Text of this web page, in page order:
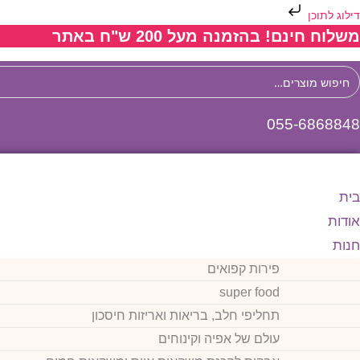
דילוג לתוכן
Skip
content
משלוח חינם! בהזמנה מעל 200 ש"ח באתר
חיפוש
עבור:
055-6868848
בית
אודות
חנות
פירות קפואים
super food
תחליפי חלב, בריאות ואריזות חיסכון
עולם של אפיה וקינוחים